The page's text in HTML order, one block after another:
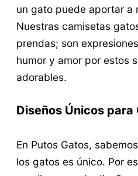
un gato puede aportar a
Nuestras camisetas
prendas; son
humor y amor por estos
adorables.
Diseños Únicos
En Putos Gatos,
los gatos es único. Por